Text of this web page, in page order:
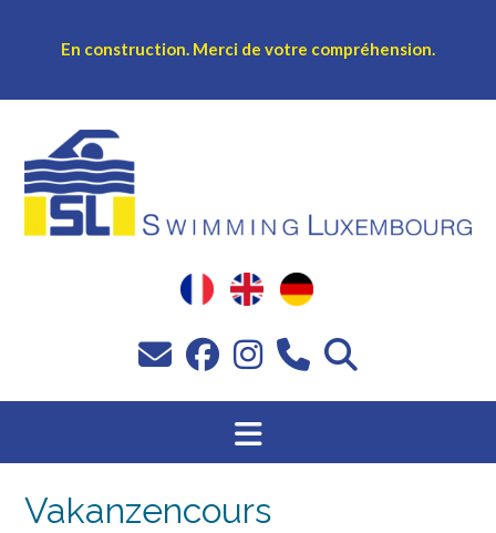
En construction. Merci de votre compréhension.
Inhalt
Vakanzencours